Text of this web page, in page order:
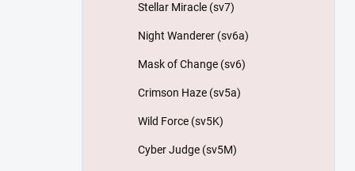
Stellar Miracle (sv7)
Night Wanderer (sv6a)
Mask of Change (sv6)
Crimson Haze (sv5a)
Wild Force (sv5K)
Cyber Judge (sv5M)